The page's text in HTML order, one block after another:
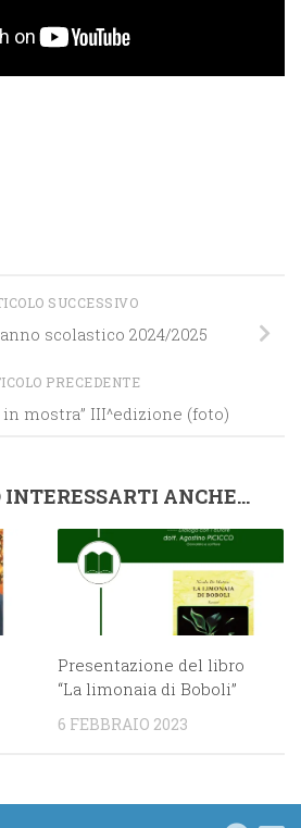
SUCCESSIVO
scolastico 2024/2025
PRECEDENTE
mostra” III^edizione (foto)
INTERESSARTI ANCHE...
Presentazione del libro
“La limonaia di Boboli”
6 FEBBRAIO 2023